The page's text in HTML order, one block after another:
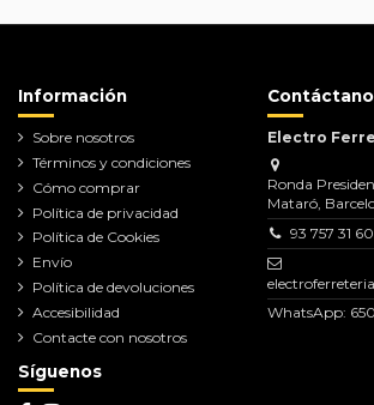
Información
Sobre nosotros
Términos y condiciones
Cómo comprar
Política de privacidad
Política de Cookies
Envío
Política de devoluciones
Accesibilidad
Contacte con nosotros
Electro
Ronda
Mataró,
93 757 31 60
WhatsApp:
Síguenos